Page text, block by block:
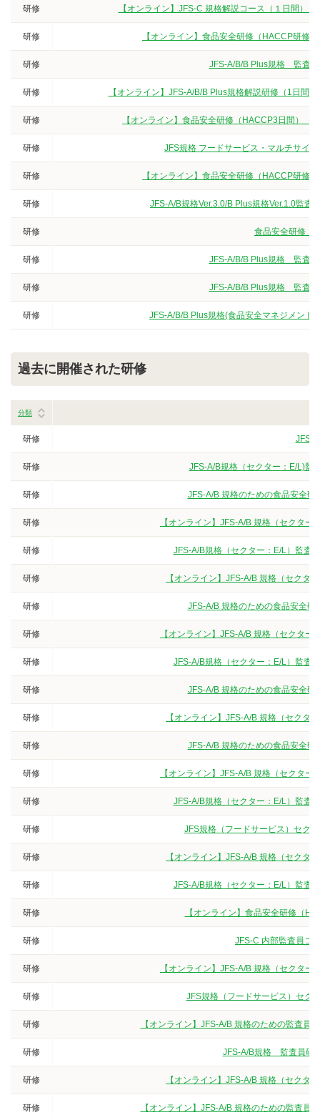
研修 【オンライン】JFS-C 規格解説コース（１日間）
研修 【オンライン】食品安全研修（HACCP研修
研修 JFS-A/B/B Plus規格 監査員
研修 【オンライン】JFS-A/B/B Plus規格解説研修（1日間
研修 【オンライン】食品安全研修（HACCP3日間）
研修 JFS規格 フードサービス・マルチサイ
研修 【オンライン】食品安全研修（HACCP研修
研修 JFS-A/B規格Ver.3.0/B Plus規格Ver.1.0監
研修 食品安全研修（
研修 JFS-A/B/B Plus規格 監査員
研修 JFS-A/B/B Plus規格 監査員
研修 JFS-A/B/B Plus規格(食品安全マネジメント
過去に開催された研修
分類
研修 JFS-
研修 JFS-A/B規格（セクター：E/L)
研修 JFS-A/B 規格のための食品安全
研修 【オンライン】JFS-A/B 規格（セクタ
研修 JFS-A/B規格（セクター：E/L）監査
研修 【オンライン】JFS-A/B 規格（セクタ
研修 JFS-A/B 規格のための食品安全
研修 【オンライン】JFS-A/B 規格（セクタ
研修 JFS-A/B規格（セクター：E/L）監査
研修 JFS-A/B 規格のための食品安全
研修 【オンライン】JFS-A/B 規格（セクタ
研修 JFS-A/B 規格のための食品安全
研修 【オンライン】JFS-A/B 規格（セクタ
研修 JFS-A/B規格（セクター：E/L）監査
研修 JFS規格（フードサービス）セク
研修 【オンライン】JFS-A/B 規格（セクタ
研修 JFS-A/B規格（セクター：E/L）監査
研修 【オンライン】食品安全研修（
研修 JFS-C 内部監査員コ
研修 【オンライン】JFS-A/B 規格（セクタ
研修 JFS規格（フードサービス）セク
研修 【オンライン】JFS-A/B 規格のための監査
研修 JFS-A/B規格 監査員研
研修 【オンライン】JFS-A/B 規格（セクタ
研修 【オンライン】JFS-A/B 規格のための監査